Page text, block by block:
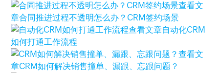
查看文
章合同推进过程不透明怎么办？CRM签约场景
查看文章自动化CRM
如何打通工作流程
查看文
章CRM如何解决销售撞单、漏跟、忘跟问题？